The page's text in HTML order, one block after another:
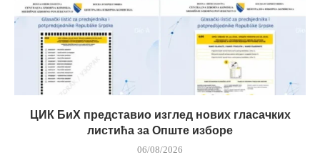
ЦИК БиХ представио изглед нових гласачких
листића за Опште изборе
06/08/2026